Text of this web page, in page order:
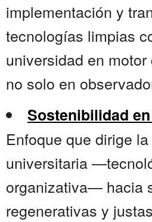
implementación y
tecnologías limpias
universidad en
no solo en
Sostenibilidad
Enfoque que dirige
universitaria
organizativa— hacia
regenerativas y